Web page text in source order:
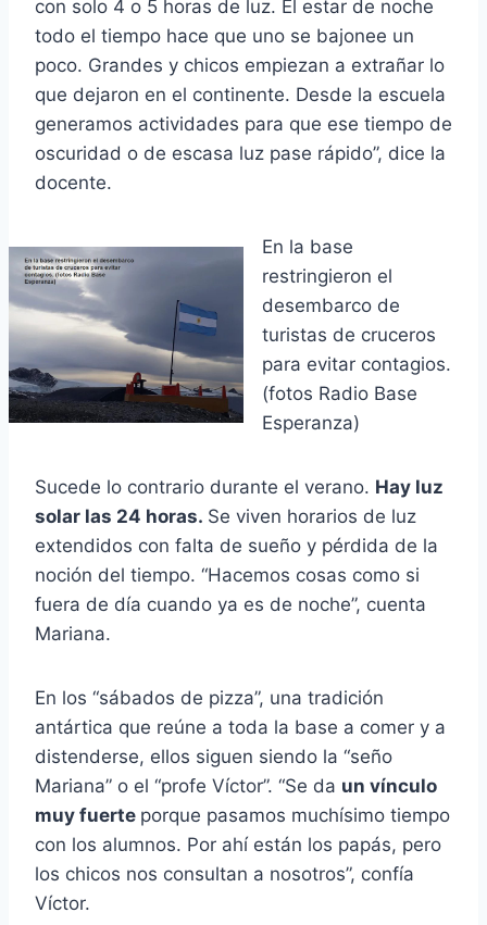
con solo 4 o 5 horas de luz. El estar de noche
todo el tiempo hace que uno se bajonee un
poco. Grandes y chicos empiezan a extrañar lo
que dejaron en el continente. Desde la escuela
generamos actividades para que ese tiempo de
oscuridad o de escasa luz pase rápido”, dice la
docente.
En la base
restringieron el
desembarco de
turistas de cruceros
para evitar contagios.
(fotos Radio Base
Esperanza)
Sucede lo contrario durante el verano. Hay luz
solar las 24 horas. Se viven horarios de luz
extendidos con falta de sueño y pérdida de la
noción del tiempo. “Hacemos cosas como si
fuera de día cuando ya es de noche”, cuenta
Mariana.
En los “sábados de pizza”, una tradición
antártica que reúne a toda la base a comer y a
distenderse, ellos siguen siendo la “seño
Mariana” o el “profe Víctor”. “Se da un vínculo
muy fuerte porque pasamos muchísimo tiempo
con los alumnos. Por ahí están los papás, pero
los chicos nos consultan a nosotros”, confía
Víctor.